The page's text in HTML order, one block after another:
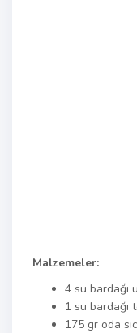
Malzemeler:
4 su bardağı
1 su bardağı
175 gr oda